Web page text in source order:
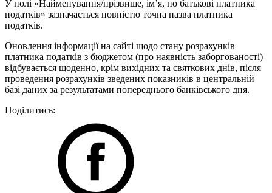
У полі «Найменування/прізвище, ім’я, по батькові платника
податків» зазначається повністю точна назва платника
податків.
Оновлення інформації на сайті щодо стану розрахунків
платника податків з бюджетом (про наявність заборгованості)
відбувається щоденно, крім вихідних та святкових днів, після
проведення розрахунків зведених показників в центральній
базі даних за результатами попереднього банківського дня.
Поділитись: